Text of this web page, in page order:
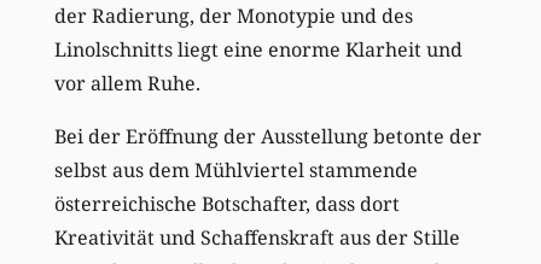
der Radierung, der Monotypie und des
Linolschnitts liegt eine enorme Klarheit und
vor allem Ruhe.
Bei der Eröffnung der Ausstellung betonte der
selbst aus dem Mühlviertel stammende
österreichische Botschafter, dass dort
Kreativität und Schaffenskraft aus der Stille